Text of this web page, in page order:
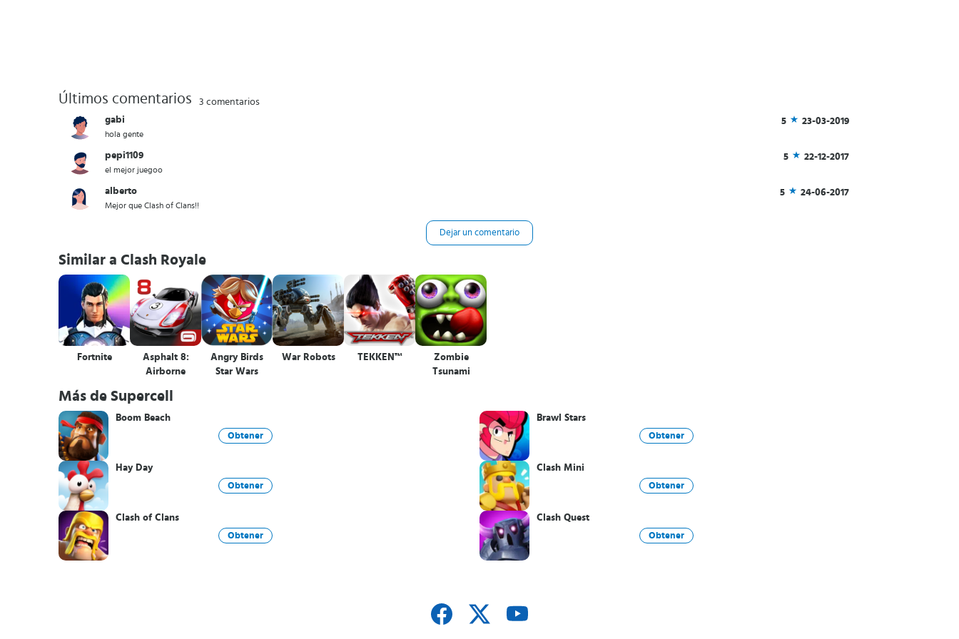
Últimos comentarios
3 comentarios
gabi
5 23-03-2019
hola gente
pepi1109 5 22-12-2017
el mejor juegoo
alberto 5 24-06-2017
Mejor que Clash of Clans!!
Dejar un comentario
Similar a Clash Royale
Fortnite
Asphalt 8:
Airborne
Angry Birds
Star Wars
War Robots TEKKEN™
Zombie
Tsunami
Más de Supercell
Boom Beach
Obtener
Hay Day
Obtener
Clash of Clans
Obtener
Brawl Stars
Obtener
Clash Mini
Obtener
Clash Quest
Obtener